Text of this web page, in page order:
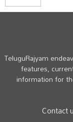
TeluguRajyam
features,
information for
Contact